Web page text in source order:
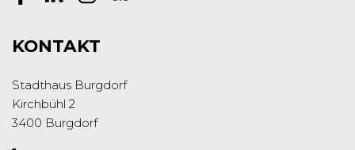
KONTAKT
Stadthaus Burgdorf
Kirchbühl 2
3400 Burgdorf